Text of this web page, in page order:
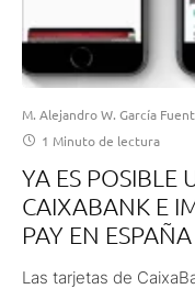
M. Alejandro W. García
1 Minuto de lectura
YA ES POSIBLE
CAIXABANK E
PAY EN ESPAÑA
Las tarjetas de